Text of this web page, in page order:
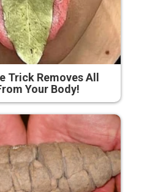
Trick Removes All
Your Body!